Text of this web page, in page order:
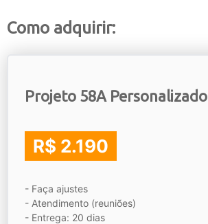
Como adquirir:
Projeto 58A Personalizado
R$ 2.190
- Faça ajustes
- Atendimento (reuniões)
- Entrega: 20 dias